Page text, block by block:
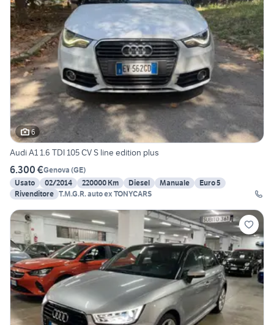
6
Audi A1 1.6 TDI 105 CV S line edition plus
6.300 €Genova (GE)
Usato
02/2014 220000 Km Diesel Manuale
Euro 5
Rivenditore T.M.G.R. auto ex TONYCARS